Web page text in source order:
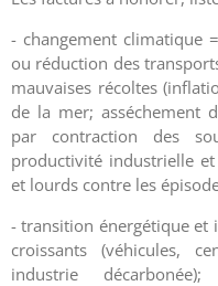
- changement climatique
ou réduction des
mauvaises récoltes
de la mer; asséchement
par contraction des
productivité industrielle
et lourds contre les
- transition énergétique
croissants (véhicules,
industrie